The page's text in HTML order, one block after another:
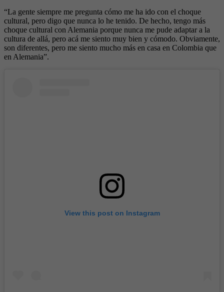
“La gente siempre me pregunta cómo me ha ido con el choque
cultural, pero digo que nunca lo he tenido. De hecho, tengo más
choque cultural con Alemania porque nunca me pude adaptar a la
cultura de allá, pero acá me siento muy bien y cómodo. Obviamente,
son diferentes, pero me siento mucho más en casa en Colombia que
en Alemania”.
View this post on Instagram